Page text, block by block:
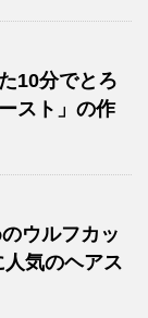
10分でとろ
スト」の作
ウルフカッ
人気のヘアス